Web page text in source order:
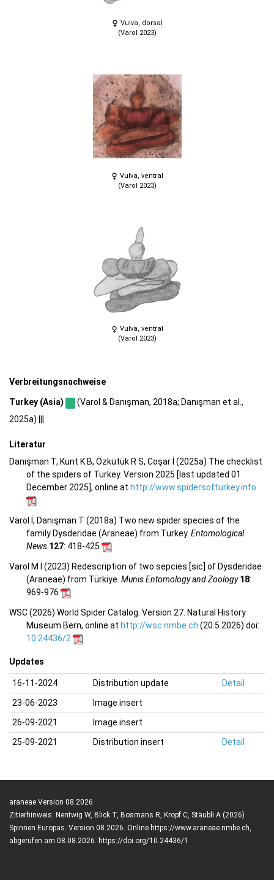
Vulva, dorsal
(Varol 2023)
Vulva, ventral
(Varol 2023)
Vulva, ventral
(Varol 2023)
Verbreitungsnachweise
Turkey (Asia)
(Varol & Danışman, 2018a; Danışman et al.,
2025a) |||
Literatur
Danışman T, Kunt K B, Özkütük R S, Coşar İ (2025a) The checklist
of the spiders of Turkey. Version 2025 [last updated 01
December 2025], online at http://www.spidersofturkey.info
Varol İ, Danışman T (2018a) Two new spider species of the
family Dysderidae (Araneae) from Turkey. Entomological
News 127: 418-425
Varol M İ (2023) Redescription of two sepcies [sic] of Dysderidae
(Araneae) from Türkiye. Munis Entomology and Zoology18:
969-976
WSC (2026) World Spider Catalog. Version 27. Natural History
Museum Bern, online at http://wsc.nmbe.ch (20.5.2026) doi:
10.24436/2
Updates
16-11-2024 Distribution update
Detail
23-06-2023
Image insert
26-09-2021
Image insert
25-09-2021
Distribution insert Detail
araneae Version 08.2026
Zitierhinweis: Nentwig W, Blick T, Bosmans R, Kropf C, Stäubli A (2026)
Spinnen Europas. Version 08.2026. Online https://www.araneae.nmbe.ch,
abgerufen am 08.08.2026. https://doi.org/10.24436/1